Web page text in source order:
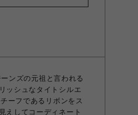
ンズの元祖と言われる
ッシュなタイトシルエ
ーフであるリボンをス
えしてコーディネート